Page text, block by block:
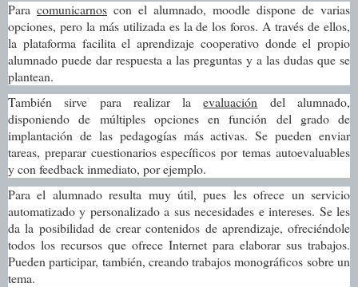
Para comunicarnos con el alumnado, moodle dispone de varias
opciones, pero la más utilizada es la de los foros. A través de ellos,
la plataforma facilita el aprendizaje cooperativo donde el propio
alumnado puede dar respuesta a las preguntas y a las dudas que se
plantean.
También sirve para realizar laevaluación del alumnado,
disponiendo de múltiples opciones en función del grado de
implantación de las pedagogías más activas. Se pueden enviar
tareas, preparar cuestionarios específicos por temas autoevaluables
y con feedback inmediato, por ejemplo.
Para el alumnado resulta muy útil, pues les ofrece un servicio
automatizado y personalizado a sus necesidades e intereses. Se les
da la posibilidad de crear contenidos de aprendizaje, ofreciéndole
todos los recursos que ofrece Internet para elaborar sus trabajos.
Pueden participar, también, creando trabajos monográficos sobre un
tema.